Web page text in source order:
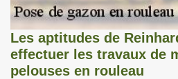
Les aptitudes de
effectuer les travaux de
pelouses en rouleau